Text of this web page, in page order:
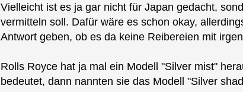
Vielleicht ist es ja gar nicht für Japan gedacht,
vermitteln soll. Dafür wäre es schon okay,
Antwort geben, ob es da keine Reibereien mit
Rolls Royce hat ja mal ein Modell "Silver mist"
bedeutet, dann nannten sie das Modell "Silver